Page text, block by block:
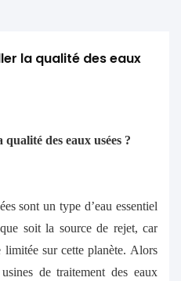
la qualité des eaux
des eaux usées ?
sont un type d’eau essentiel
soit la source de rejet, car
limitée sur cette planète. Alors
de traitement des eaux